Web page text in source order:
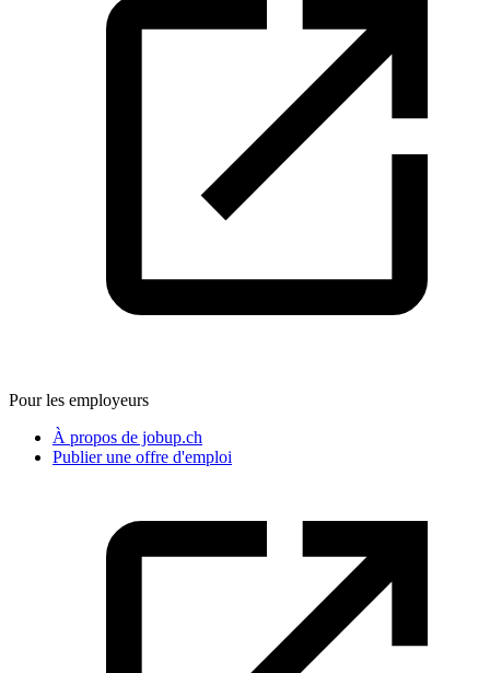
Pour les employeurs
À propos de jobup.ch
Publier une offre d'emploi